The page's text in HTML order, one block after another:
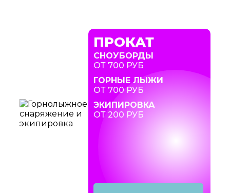
ПРОКАТ
СНОУБОРДЫ
ОТ 700 РУБ
ГОРНЫЕ ЛЫЖИ
ОТ 700 РУБ
ЭКИПИРОВКА
ОТ 200 РУБ